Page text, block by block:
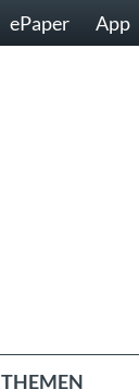
ePaper App
THEMEN